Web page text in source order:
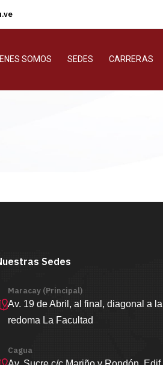
SOMOS SEDES CARRERAS
Sedes
Maracay (Principal)
Av. 19 de Abril, al final, diagonal a la
redoma La Facultad
Cagua